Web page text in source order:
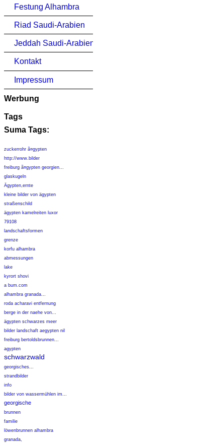
Festung Alhambra
Riad Saudi-Arabien
Jeddah Saudi-Arabien
Kontakt
Impressum
Werbung
Tags
Suma Tags:
zuckerrohr ã¤gypten
http://www.bilder
freiburg ã¤gypten georgien...
glaskugeln
Ägypten,ernte
kleine bilder von ägypten
straßenschild
ägypten kamelreiten luxor
79108
landschaftsformen
grenze
korfu alhambra
abmessungen
lake
kyrort shovi
a bum.com
alhambra granada...
roda acharavi entfernung
berge in der naehe von...
ägypten schwarzes meer
bilder landschaft aegypten nil
freiburg bertoldsbrunnen...
agypten
schwarzwald
georgisches...
strandbilder
info
bilder von wassermühlen im...
georgische
brunnen
familie
löwenbrunnen alhambra
granada,